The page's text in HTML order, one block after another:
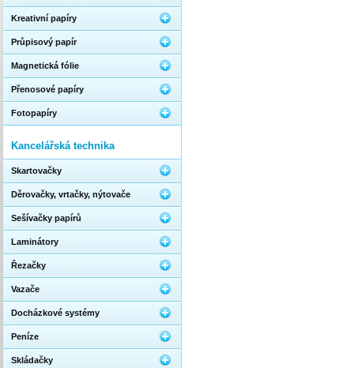
Kreativní papíry
Průpisový papír
Magnetická fólie
Přenosové papíry
Fotopapíry
Kancelářská technika
Skartovačky
Děrovačky, vrtačky, nýtovače
Sešívačky papírů
Laminátory
Řezačky
Vazače
Docházkové systémy
Peníze
Skládačky